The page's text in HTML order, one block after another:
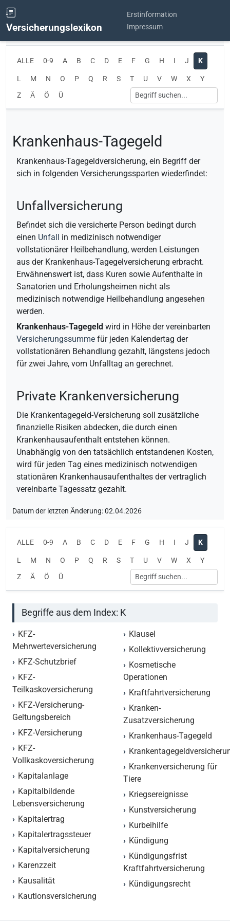
Versicherungslexikon
Erstinformation
Impressum
ALLE 0-9 A B C D E F G H I J K
L M N O P Q R S T U V W X
Y
Z
Ä Ö Ü
Krankenhaus-Tagegeld
Krankenhaus-Tagegeldversicherung, ein Begriff der
sich in folgenden Versicherungssparten wiederfindet:
Unfallversicherung
Befindet sich die versicherte Person bedingt durch
einen Unfall in medizinisch notwendiger
vollstationärer Heilbehandlung, werden Leistungen
aus der Krankenhaus-Tagegelversicherung erbracht.
Erwähnenswert ist, dass Kuren sowie Aufenthalte in
Sanatorien und Erholungsheimen nicht als
medizinisch notwendige Heilbehandlung angesehen
werden.
Krankenhaus-Tagegeld wird in Höhe der vereinbarten
Versicherungssumme für jeden Kalendertag der
vollstationären Behandlung gezahlt, längstens jedoch
für zwei Jahre, vom Unfalltag an gerechnet.
Private Krankenversicherung
Die Krankentagegeld-Versicherung soll zusätzliche
finanzielle Risiken abdecken, die durch einen
Krankenhausaufenthalt entstehen können.
Unabhängig von den tatsächlich entstandenen Kosten,
wird für jeden Tag eines medizinisch notwendigen
stationären Krankenhausaufenthaltes der vertraglich
vereinbarte Tagessatz gezahlt.
Datum der letzten Änderung: 02.04.2026
ALLE 0-9 A B C D E F G H I J K
L M N O P Q R S T U V W X
Y
Z
Ä Ö Ü
Begriffe aus dem Index: K
KFZ-
Mehrwerteversicherung
KFZ-Schutzbrief
KFZ-
Teilkaskoversicherung
KFZ-Versicherung-
Geltungsbereich
KFZ-Versicherung
KFZ-
Vollkaskoversicherung
Kapitalanlage
Kapitalbildende
Lebensversicherung
Kapitalertrag
Kapitalertragssteuer
Kapitalversicherung
Karenzzeit
Kausalität
Kautionsversicherung
Klausel
Kollektivversicherung
Kosmetische
Operationen
Kraftfahrtversicherung
Kranken-
Zusatzversicherung
Krankenhaus-Tagegeld
Krankenversicherung für
Tiere
Kriegsereignisse
Kunstversicherung
Kurbeihilfe
Kündigung
Kündigungsfrist
Kraftfahrtversicherung
Kündigungsrecht